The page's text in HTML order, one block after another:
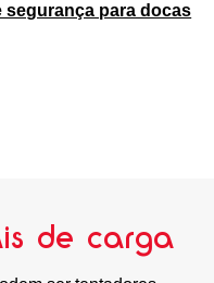
para docas
de carga